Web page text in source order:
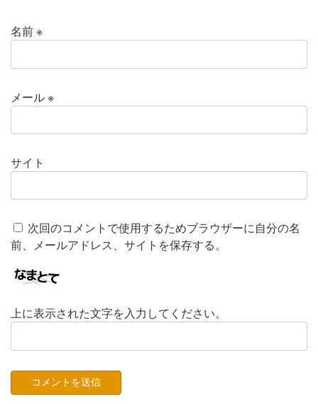
名前※
メール※
サイト
次回のコメントで使用するためブラウザーに自分の名
前、メールアドレス、サイトを保存する。
上に表示された文字を入力してください。